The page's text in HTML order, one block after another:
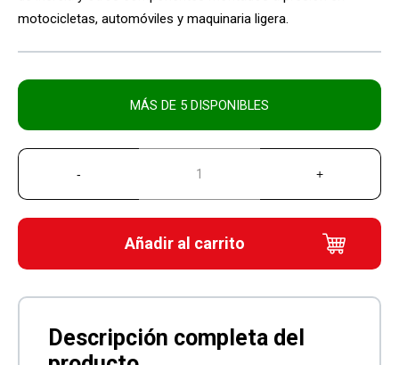
motocicletas, automóviles y maquinaria ligera.
MÁS DE 5 DISPONIBLES
Añadir al carrito